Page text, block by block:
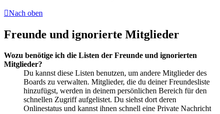
Nach oben
Freunde und ignorierte Mitglieder
Wozu benötige ich die Listen der Freunde und ignorierten
Mitglieder?
Du kannst diese Listen benutzen, um andere Mitglieder des
Boards zu verwalten. Mitglieder, die du deiner Freundesliste
hinzufügst, werden in deinem persönlichen Bereich für den
schnellen Zugriff aufgelistet. Du siehst dort deren
Onlinestatus und kannst ihnen schnell eine Private Nachricht